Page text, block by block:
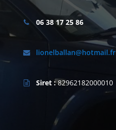
06 38 17 25 86
lionelballan@hotmail.fr
Siret :82962182000010